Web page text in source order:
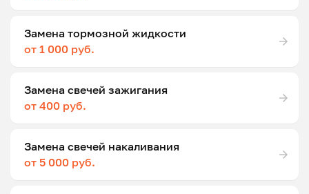
Замена тормозной жидкости
от 1 000 руб.
Замена свечей зажигания
от 400 руб.
Замена свечей накаливания
от 5 000 руб.